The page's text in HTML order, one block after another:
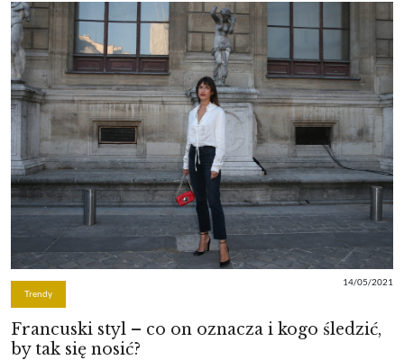
Trendy
14/05/2021
Francuski styl – co on oznacza i kogo śledzić,
by tak się nosić?